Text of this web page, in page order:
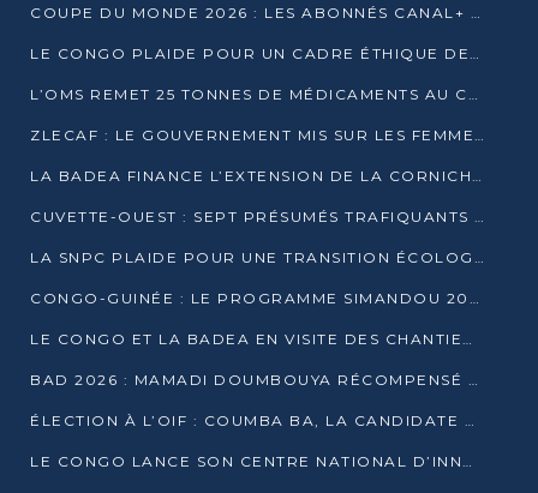
COUPE DU MONDE 2026 : LES ABONNÉS CANAL+ AU CONGO DÉÇUS À QUELQUES JOURS DU COUP D’ENVOI
LE CONGO PLAIDE POUR UN CADRE ÉTHIQUE DE L’INTELLIGENCE ARTIFICIELLE À DAKAR
L’OMS REMET 25 TONNES DE MÉDICAMENTS AU CONGO POUR RENFORCER LA RIPOSTE AUX ÉPIDÉMIES
ZLECAF : LE GOUVERNEMENT MIS SUR LES FEMMES ENTREPRENEURES
LA BADEA FINANCE L’EXTENSION DE LA CORNICHE SUD DE BRAZZAVILLE
CUVETTE-OUEST : SEPT PRÉSUMÉS TRAFIQUANTS DE FAUNE INTERPELLÉS À EWO ET KELLÉ
LA SNPC PLAIDE POUR UNE TRANSITION ÉCOLOGIQUE PROGRESSIVE
CONGO-GUINÉE : LE PROGRAMME SIMANDOU 2040 AU CŒUR DES ÉCHANGES À LA BAD
LE CONGO ET LA BADEA EN VISITE DES CHANTIERS
BAD 2026 : MAMADI DOUMBOUYA RÉCOMPENSÉ PAR LE TROPHÉE BABACAR NDIAYE À BRAZZAVILLE
ÉLECTION À L’OIF : COUMBA BA, LA CANDIDATE DISCRÈTE QUI BOUSCULE LE JEU DIPLOMATIQUE
LE CONGO LANCE SON CENTRE NATIONAL D’INNOVATION